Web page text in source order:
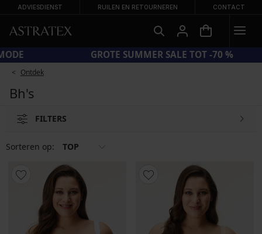
ADVIESDIENST RUILEN EN RETOURNEREN CONTACT
CODE SUN20 = EXTRA −20% OP AFGEPRIJSDE BADMODE
Ontdek
Bh's
FILTERS
Sorteren op: TOP